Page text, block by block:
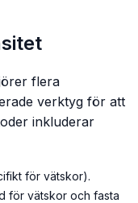
flera
verktyg för att
inkluderar
för vätskor).
för vätskor och fasta